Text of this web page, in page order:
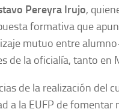
Pereyra Irujo,
formativa que
mutuo entre
de la oficialía, tanto en
de la realización del
a la EUFP de fomentar